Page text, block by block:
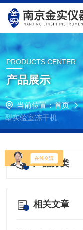
PRODUCTS CENTER
产品展示
当前位置：首页
型实验室冻干机
产品分类
相关文章